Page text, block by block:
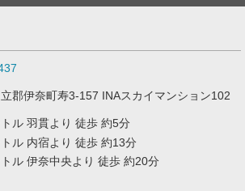
郡伊奈町寿3-157 INAスカイマンション102
ル 羽貫より 徒歩 約5分
ル 内宿より 徒歩 約13分
ル 伊奈中央より 徒歩 約20分